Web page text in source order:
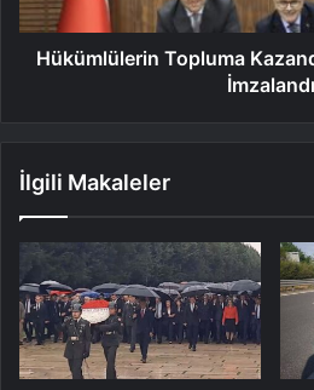
Hükümlülerin Topluma
İmzalandı
İlgili Makaleler